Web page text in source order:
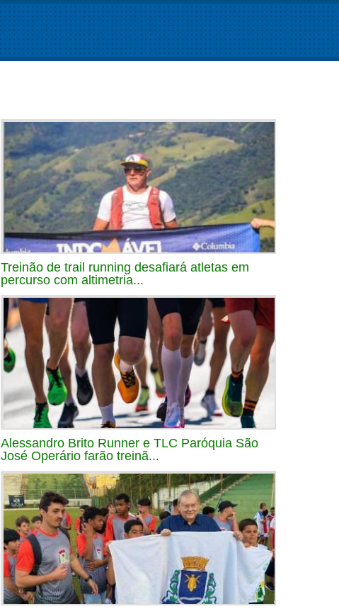
Treinão de trail running desafiará atletas em
percurso com altimetria...
Alessandro Brito Runner e TLC Paróquia São
José Operário farão treinã...